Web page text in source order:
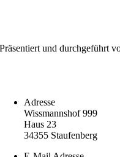
Präsentiert und durchgeführt
Adresse
Wissmannshof 999
Haus 23
34355 Staufenberg